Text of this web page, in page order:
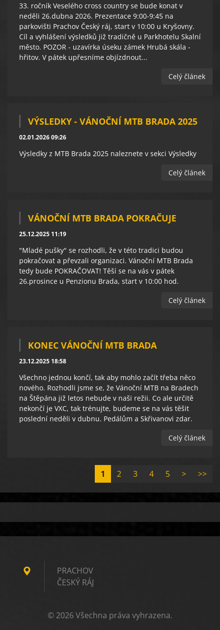
33. ročník Veselého cross country se bude konat v
neděli 26.dubna 2026. Prezentace 9:00-9:45 na
parkovišti Prachov Český ráj, start v 10:00 u Kryšovny.
Cíl a vyhlášení výsledků již tradičně u Parkhotelu Skalní
město. POZOR - uzavírka úseku zámek Hrubá skála -
hřitov. V pátek upřesníme objízdnout...
Celý článek
VÝSLEDKY - VÁNOČNÍ MTB BRADA 2025
02.01.2026 09:26
Výsledky z MTB Brada 2025 naleznete v sekci Výsledky
Celý článek
VÁNOČNÍ MTB BRADA POKRAČUJE
25.12.2025 11:19
"Mladé pušky" se rozhodli, že v této tradici budou
pokračovat a převzali organizaci. Vánoční MTB Brada
tedy bude POKRAČOVAT! Těší se na vás v pátek
26.prosince u Penzionu Brada, start v 10:00 hod.
Celý článek
KONEC VÁNOČNÍ MTB BRADA
23.12.2025 18:58
Všechno jednou končí, tak aby mohlo začít třeba něco
nového. Rozhodli jsme se, že Vánoční MTB na Bradech
na Štěpána již letos nebude v naši režii. Co ale určitě
nekončí je VXC, tak trénujte, budeme se na vás těšit
poslední neděli v dubnu. Pedálům a Skřivanovi zdar.
Celý článek
1 2 3 4 5 > >>
PRACHOV
ČESKÝ RÁJ
© 2026 Všechna práva vyhrazena.